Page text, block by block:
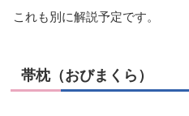
これも別に解説予定です。
帯枕（おびまくら）